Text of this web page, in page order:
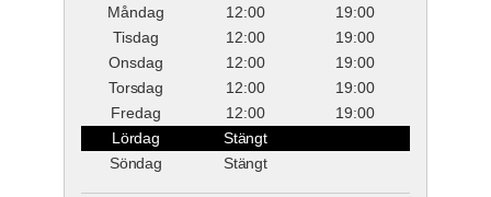
Måndag
12:00
19:00
Tisdag
12:00
19:00
Onsdag
12:00
19:00
Torsdag
12:00
19:00
Fredag
12:00
19:00
Lördag
Stängt
Söndag
Stängt